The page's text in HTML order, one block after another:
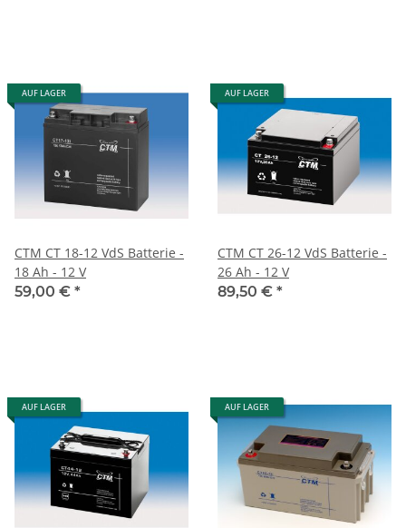
AUF LAGER
CTM CT 18-12 VdS Batterie -
18 Ah - 12 V
59,00 € *
AUF LAGER
CTM CT 26-12 VdS Batterie -
26 Ah - 12 V
89,50 € *
AUF LAGER AUF LAGER